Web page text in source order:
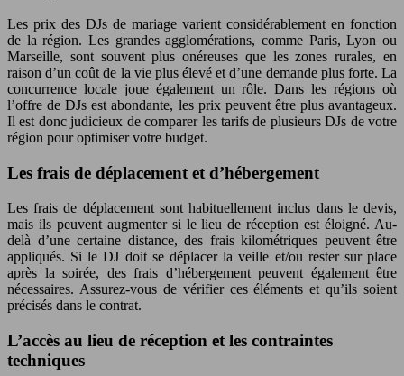
Les prix des DJs de mariage varient considérablement en fonction
de la région. Les grandes agglomérations, comme Paris, Lyon ou
Marseille, sont souvent plus onéreuses que les zones rurales, en
raison d’un coût de la vie plus élevé et d’une demande plus forte. La
concurrence locale joue également un rôle. Dans les régions où
l’offre de DJs est abondante, les prix peuvent être plus avantageux.
Il est donc judicieux de comparer les tarifs de plusieurs DJs de votre
région pour optimiser votre budget.
Les frais de déplacement et d’hébergement
Les frais de déplacement sont habituellement inclus dans le devis,
mais ils peuvent augmenter si le lieu de réception est éloigné. Au-
delà d’une certaine distance, des frais kilométriques peuvent être
appliqués. Si le DJ doit se déplacer la veille et/ou rester sur place
après la soirée, des frais d’hébergement peuvent également être
nécessaires. Assurez-vous de vérifier ces éléments et qu’ils soient
précisés dans le contrat.
L’accès au lieu de réception et les contraintes
techniques